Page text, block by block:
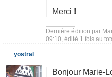
Merci !
Dernière édition par
09:10, édité 1 fois au
Bonjour Marie-
yostral